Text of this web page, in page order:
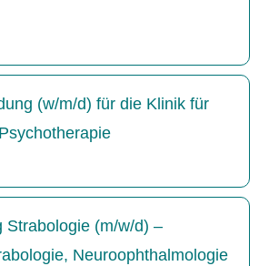
(w/m/d) für die Klinik für
Strabologie (m/w/d) –
Neuroophthalmologie